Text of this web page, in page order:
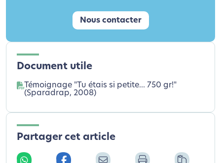
Nous contacter
Document utile
Témoignage "Tu étais si petite... 750 gr!"
(Sparadrap, 2008)
Partager cet article